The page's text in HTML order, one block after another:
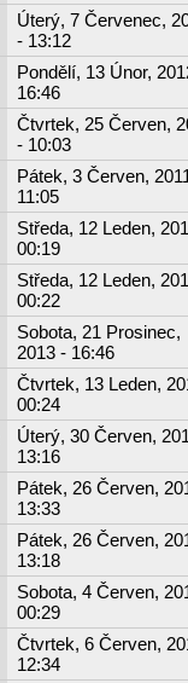
Úterý, 7 Červenec,
- 13:12
Pondělí, 13 Únor,
16:46
Čtvrtek, 25 Červen,
- 10:03
Pátek, 3 Červen,
11:05
Středa, 12 Leden,
00:19
Středa, 12 Leden,
00:22
Sobota, 21 Prosinec,
2013 - 16:46
Čtvrtek, 13 Leden,
00:24
Úterý, 30 Červen,
13:16
Pátek, 26 Červen,
13:33
Pátek, 26 Červen,
13:18
Sobota, 4 Červen,
00:29
Čtvrtek, 6 Červen,
12:34